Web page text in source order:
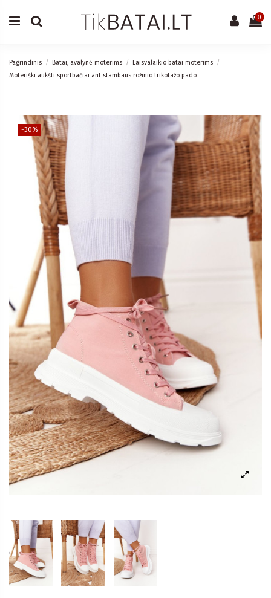
0
Pagrindinis Batai, avalynė moterims
Laisvalaikio batai moterims
Moteriški aukšti sportbačiai ant stambaus rožinio trikotažo pado
−30%